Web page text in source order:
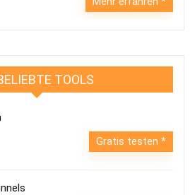
TOOLS
Gratis testen